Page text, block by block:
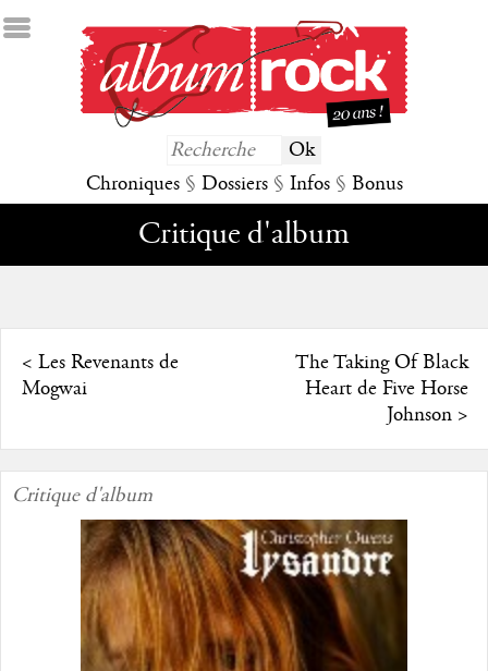
Chroniques § Dossiers § Infos § Bonus
Critique d'album
< Les Revenants de
Mogwai
The Taking Of Black
Heart de Five Horse
Johnson >
Critique d'album